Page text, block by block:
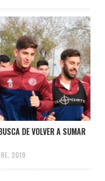
DE VOLVER A SUMAR
2019